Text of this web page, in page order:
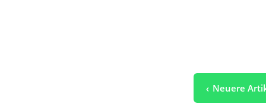
SeitennummerierungNeuere